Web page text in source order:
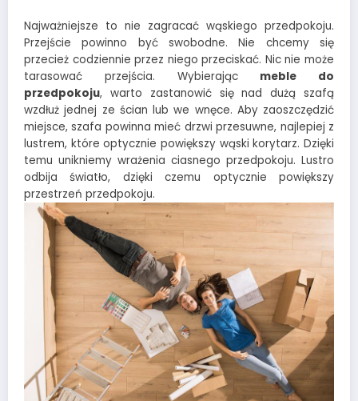
Najważniejsze to nie zagracać wąskiego przedpokoju.
Przejście powinno być swobodne. Nie chcemy się
przecież codziennie przez niego przeciskać. Nic nie może
tarasować przejścia. Wybierając meble do
przedpokoju, warto zastanowić się nad dużą szafą
wzdłuż jednej ze ścian lub we wnęce. Aby zaoszczędzić
miejsce, szafa powinna mieć drzwi przesuwne, najlepiej z
lustrem, które optycznie powiększy wąski korytarz. Dzięki
temu unikniemy wrażenia ciasnego przedpokoju. Lustro
odbija światło, dzięki czemu optycznie powiększy
przestrzeń przedpokoju.